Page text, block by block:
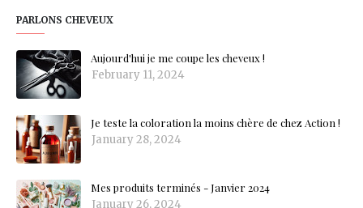
PARLONS CHEVEUX
Aujourd'hui je me coupe les cheveux !
February 11, 2024
Je teste la coloration la moins chère de chez Action !
January 28, 2024
Mes produits terminés - Janvier 2024
January 26, 2024